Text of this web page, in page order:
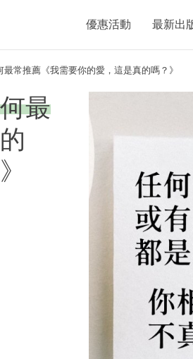
優惠活動 最新出
常推薦《我需要你的愛，這是真的嗎？》
最